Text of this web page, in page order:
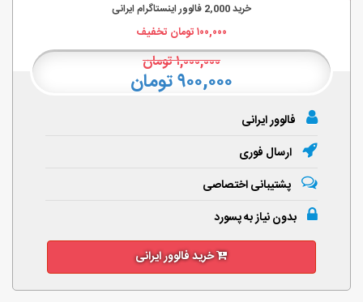
خرید2,000 فالوور اینستاگرام ایرانی
۱۰۰,۰۰۰تومان تخفیف
۱,۰۰۰,۰۰۰تومان
۹۰۰,۰۰۰ تومان
فالوور ایرانی
ارسال فوری
پشتیبانی اختصاصی
بدون نیاز به پسورد
خرید فالوور ایرانی